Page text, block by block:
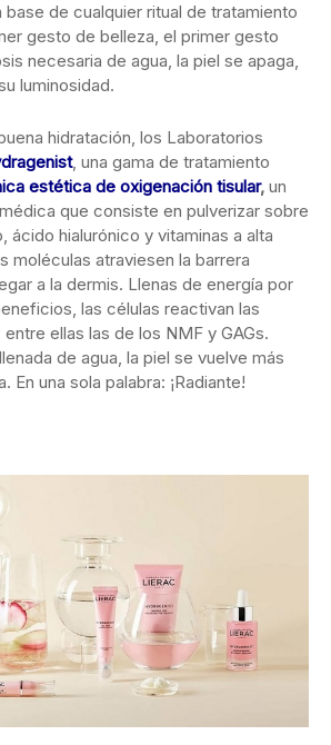
base de cualquier ritual de tratamiento
gesto de belleza, el primer gesto
necesaria de agua, la piel se apaga,
luminosidad.
hidratación, los Laboratorios
, una gama de tratamiento
estética de oxigenación tisular, un
que consiste en pulverizar sobre
ácido hialurónico y vitaminas a alta
moléculas atraviesen la barrera
a la dermis. Llenas de energía por
las células reactivan las
ellas las de los NMF y GAGs.
de agua, la piel se vuelve más
En una sola palabra: ¡Radiante!